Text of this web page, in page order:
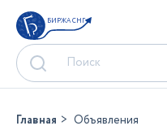
БИРЖА СНГ
Главная Объявления